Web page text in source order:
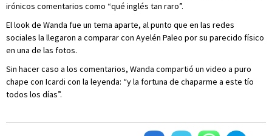
irónicos comentarios como “qué inglés tan raro”.
El look de Wanda fue un tema aparte, al punto que en las redes
sociales la llegaron a comparar con Ayelén Paleo por su parecido físico
en una de las fotos.
Sin hacer caso a los comentarios, Wanda compartió un video a puro
chape con Icardi con la leyenda: “y la fortuna de chaparme a este tío
todos los días”.